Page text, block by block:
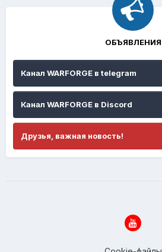
ОБЪЯВЛЕНИЯ
Канал WARFORGE в telegram
Канал WARFORGE в Discord
Друзья, важная новость!